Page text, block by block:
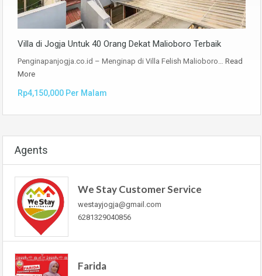
Villa di Jogja Untuk 40 Orang Dekat Malioboro Terbaik
Penginapanjogja.co.id – Menginap di Villa Felish Malioboro… Read
More
Rp4,150,000 Per Malam
Agents
We Stay Customer Service
westayjogja@gmail.com
6281329040856
Farida